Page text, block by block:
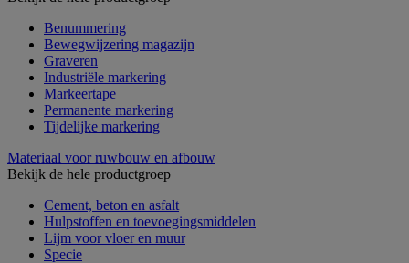
Benummering
Bewegwijzering magazijn
Graveren
Industriële markering
Markeertape
Permanente markering
Tijdelijke markering
Materiaal voor ruwbouw en afbouw
Bekijk de hele productgroep
Cement, beton en asfalt
Hulpstoffen en toevoegingsmiddelen
Lijm voor vloer en muur
Specie